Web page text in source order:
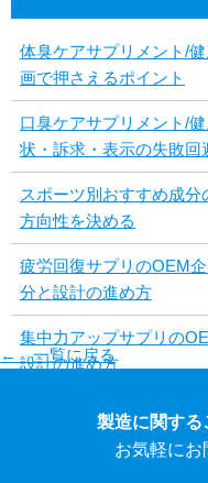
体臭ケアサプリメント/
画で押さえるポイント
口臭ケアサプリメント/
状・訴求・表示の失敗回
スポーツ別おすすめ成
方向性を決める
疲労回復サプリのOEM
分と設計の進め方
集中力アップサプリの
設計の進め方
← 一覧に戻る
製造に関する
お気軽にお